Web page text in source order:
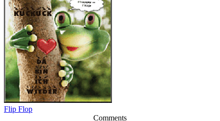
Flip Flop
Comments